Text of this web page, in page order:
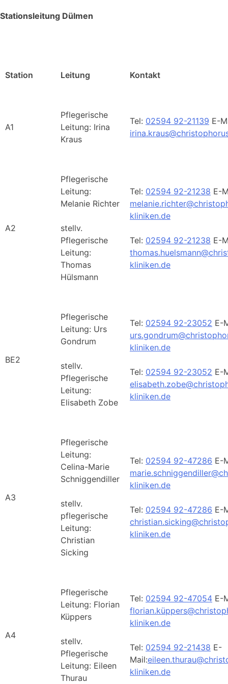
Stationsleitung Dülmen
Station Leitung Kontakt
A1
Pflegerische
Leitung: Irina
Kraus
Tel: 02594 92-21139 E-
A2
Pflegerische
Leitung:
Melanie Richter
stellv.
Pflegerische
Leitung:
Thomas
Hülsmann
Tel: 02594 92-21238 E-
kliniken.de
Tel: 02594 92-21238 E-
kliniken.de
BE2
Pflegerische
Leitung: Urs
Gondrum
stellv.
Pflegerische
Leitung:
Elisabeth Zobe
Tel: 02594 92-23052 E-
kliniken.de
Tel: 02594 92-23052 E-
kliniken.de
A3
Pflegerische
Leitung:
Celina-Marie
Schniggendiller
stellv.
pflegerische
Leitung:
Christian
Sicking
Tel: 02594 92-47286 E-
kliniken.de
Tel: 02594 92-47286 E-
kliniken.de
A4
Pflegerische
Leitung: Florian
Küppers
stellv.
Pflegerische
Leitung: Eileen
Thurau
Tel: 02594 92-47054 E-
kliniken.de
Tel: 02594 92-21438 E-
Mail:
kliniken.de